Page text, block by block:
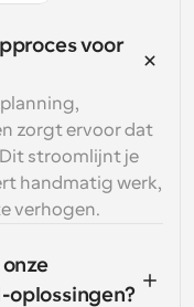
voor
zorgt ervoor dat
stroomlijnt je
handmatig werk,
verhogen.
oplossingen?